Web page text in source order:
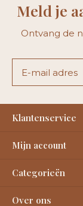
Meld je
Ontvang de
Klantenservice
Mijn account
Categorieën
Over ons